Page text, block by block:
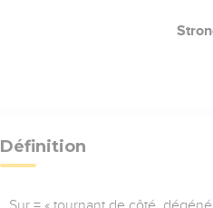
Définition